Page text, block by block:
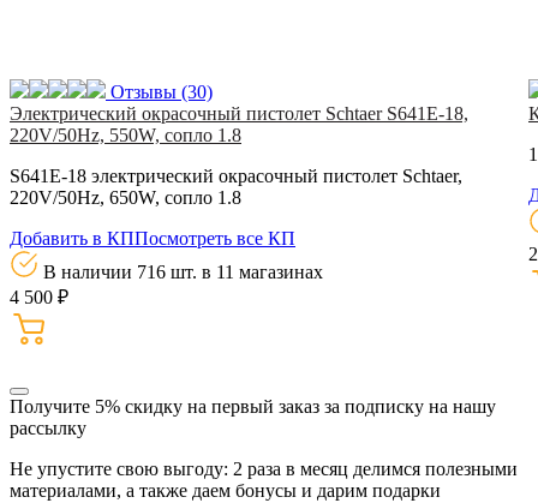
Отзывы (30)
Электрический окрасочный пистолет Schtaer S641E-18,
220V/50Hz, 550W, сопло 1.8
S641E-18 электрический окрасочный пистолет Schtaer,
220V/50Hz, 650W, сопло 1.8
Добавить в КППосмотреть все КП
В наличии 716 шт. в 11 магазинах
4 500 ₽
Получите 5% скидку на первый заказ за подписку на нашу
рассылку
Не упустите свою выгоду: 2 раза в месяц делимся полезными
материалами, а также даем бонусы и дарим подарки